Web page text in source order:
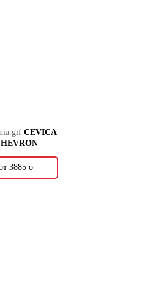
CEVICA
3885 о